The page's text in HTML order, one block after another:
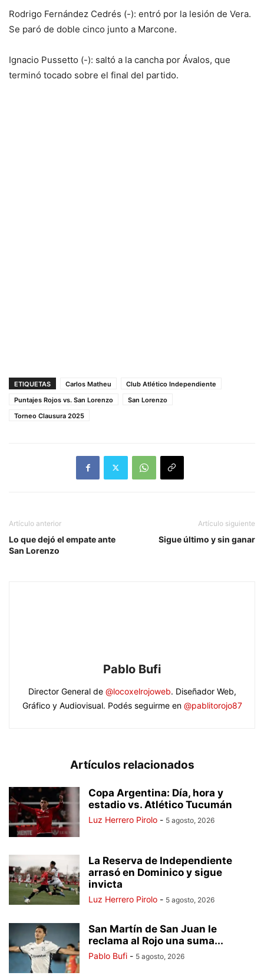
Rodrigo Fernández Cedrés (-): entró por la lesión de Vera.
Se paró de doble cinco junto a Marcone.
Ignacio Pussetto (-): saltó a la cancha por Ávalos, que
terminó tocado sobre el final del partido.
ETIQUETAS Carlos Matheu
Club Atlético Independiente
Puntajes Rojos vs. San Lorenzo
San Lorenzo
Torneo Clausura 2025
Artículo anterior
Lo que dejó el empate ante
San Lorenzo
Artículo siguiente
Sigue último y sin ganar
Pablo Bufi
Director General de @locoxelrojoweb. Diseñador Web,
Gráfico y Audiovisual. Podés seguirme en @pablitorojo87
Artículos relacionados
Copa Argentina: Día, hora y
estadio vs. Atlético Tucumán
Luz Herrero Pirolo - 5 agosto, 2026
La Reserva de Independiente
arrasó en Dominico y sigue
invicta
Luz Herrero Pirolo - 5 agosto, 2026
San Martín de San Juan le
reclama al Rojo una suma...
Pablo Bufi - 5 agosto, 2026